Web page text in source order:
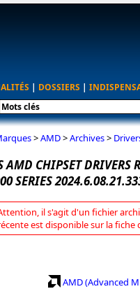
| DOSSIERS |
>AMD>Archives>
AMD CHIPSET DRIVERS
SERIES
il s'agit d'un fichier
est disponible sur la fiche
AMD (Advanced